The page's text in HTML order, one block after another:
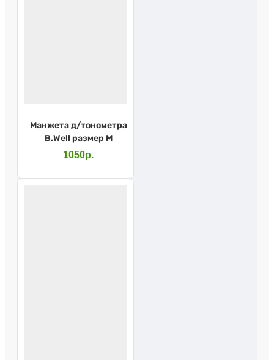
Манжета д/тонометра
B.Well размер M
1050р.